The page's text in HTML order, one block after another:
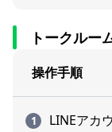
トークルー
操作手順
LINEアカ